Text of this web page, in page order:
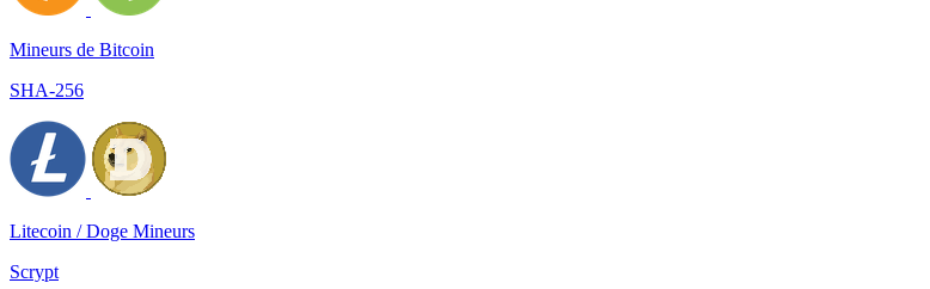
Mineurs de Bitcoin
SHA-256
Litecoin / Doge Mineurs
Scrypt